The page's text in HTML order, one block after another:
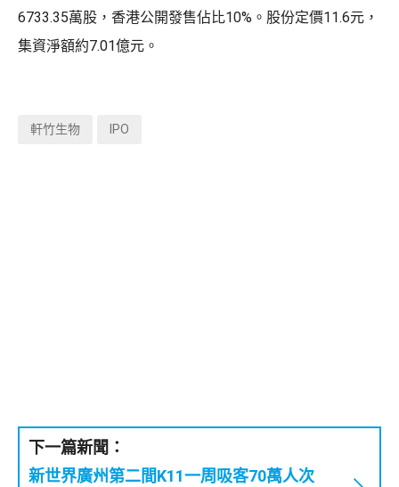
6733.35萬股，香港公開發售佔比10%。股份定價11.6元，
集資淨額約7.01億元。
軒竹生物 IPO
下一篇新聞：
新世界廣州第二間K11一周吸客70萬人次